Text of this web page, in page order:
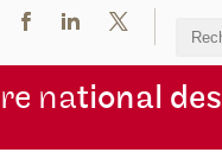
national des